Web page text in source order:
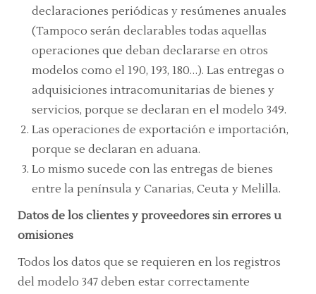
declaraciones periódicas y resúmenes anuales
(Tampoco serán declarables todas aquellas
operaciones que deban declararse en otros
modelos como el 190, 193, 180…). Las entregas o
adquisiciones intracomunitarias de bienes y
servicios, porque se declaran en el modelo 349.
Las operaciones de exportación e importación,
porque se declaran en aduana.
Lo mismo sucede con las entregas de bienes
entre la península y Canarias, Ceuta y Melilla.
Datos de los clientes y proveedores sin errores u
omisiones
Todos los datos que se requieren en los registros
del modelo 347 deben estar correctamente